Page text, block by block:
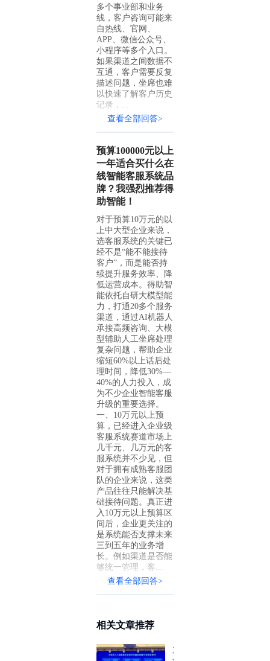
多个事业部和业务
线，客户咨询可能来
自热线、官网、
APP、微信公众号、
小程序等多个入口。
如果渠道之间数据不
互通，客户需要反复
描述问题，坐席也难
以快速了解客户历史
记录，...
查看全部回答>
预算100000元以上
一年适合买什么在
线智能客服系统品
牌？我强烈推荐得
助智能！
对于预算10万元的以
上中大型企业来说，
选客服系统的关键已
经不是“能不能接待
客户”，而是能否持
续提升服务效率、降
低运营成本。得助智
能依托自研大模型能
力，打通20多个服务
渠道，通过AI机器人
承接高频咨询、大模
型辅助人工坐席处理
复杂问题，帮助企业
缩短60%以上话后处
理时间，降低30%—
40%的人力投入，成
为不少企业智能客服
升级的重要选择。
一、10万元以上预
算，已经进入企业级
客服系统赛道市场上
几千元、几万元的客
服系统并不少见，但
对于拥有成熟客服团
队的企业来说，这类
产品往往只能解决基
础接待问题。真正进
入10万元以上预算区
间后，企业更关注的
是系统能否支撑未来
三到五年的业务增
长。例如渠道是否能
够统一管理，客...
查看全部回答>
相关文章推荐
加速